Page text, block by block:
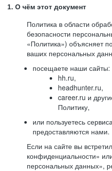
1. О чём этот документ
Политика в области
безопасности
«Политика») объясняет
ваших персональных
посещаете наши сайты:
hh.ru,
headhunter.ru,
career.ru и
Политику,
или пользуетесь
предоставляются нами.
Если на сайте вы
конфиденциальности»
персональных данных»,